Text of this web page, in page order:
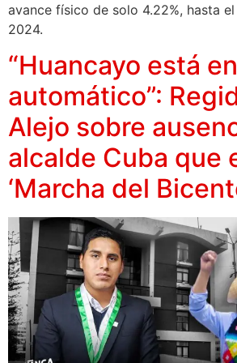
avance físico de solo 4.22%, hasta
2024.
“Huancayo está
automático”:
Alejo sobre
alcalde Cuba que
‘Marcha del